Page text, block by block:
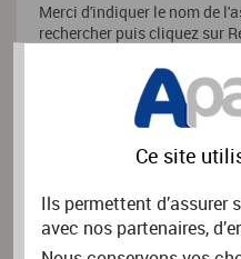
Merci d'indiquer le nom de
rechercher puis cliquez sur
Nom de l'association *
Ce site
Ils permettent
avec nos partenaires,